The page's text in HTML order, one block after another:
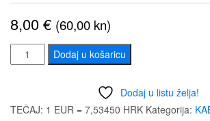
8,00€ (60,00 kn)
SILKROAD
gitarski
LG205.3
Dodaj u košaricu
Dodaj u listu želja!
TEČAJ: 1 EUR = 7,53450 HRK Kategorija: